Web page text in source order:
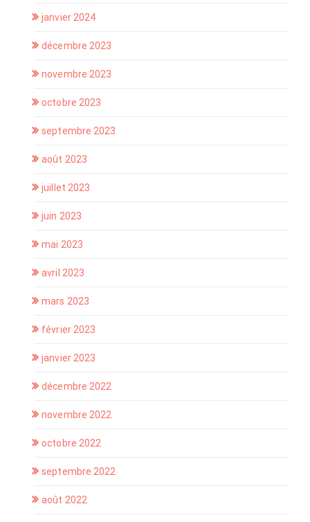
janvier 2024
décembre 2023
novembre 2023
octobre 2023
septembre 2023
août 2023
juillet 2023
juin 2023
mai 2023
avril 2023
mars 2023
février 2023
janvier 2023
décembre 2022
novembre 2022
octobre 2022
septembre 2022
août 2022